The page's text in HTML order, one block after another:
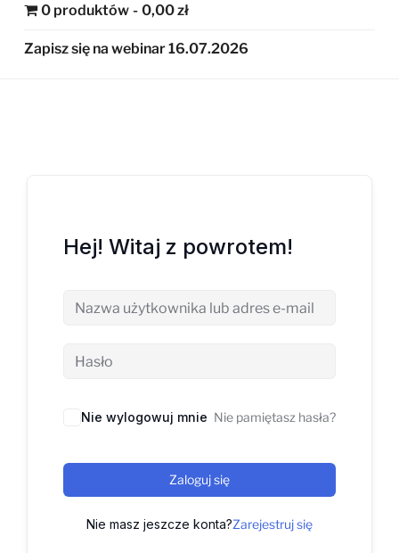
0 produktów 0,00 zł
Zapisz się na webinar 16.07.2026
Hej! Witaj z powrotem!
Nie wylogowuj mnie Nie pamiętasz hasła?
Zaloguj się
Nie masz jeszcze konta?Zarejestruj się